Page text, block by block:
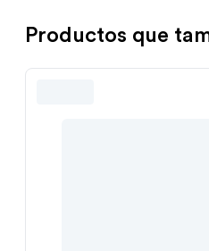
Productos que